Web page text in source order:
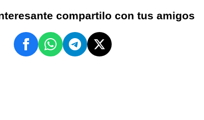
compartilo con tus amigos